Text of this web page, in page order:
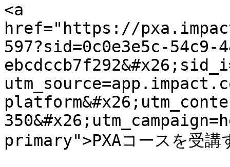
<a
href="https://
597?sid=0c0e3e5c-54c9-
primary">PXAコースを受講